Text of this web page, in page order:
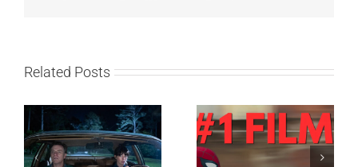
Related Posts
SF NIGHT: POSLEDNJI
DANI ULICE
Najuspešnije otvaranje
studijskog filma u Srbiji: